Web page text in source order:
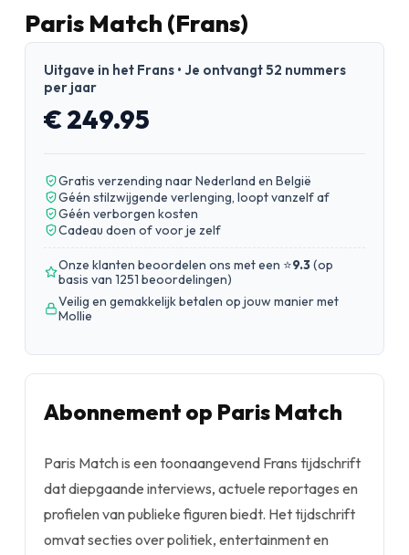
Paris Match (Frans)
Uitgave in het Frans • Je ontvangt 52 nummers
per jaar
€ 249.95
Gratis verzending naar Nederland en België
Géén stilzwijgende verlenging, loopt vanzelf af
Géén verborgen kosten
Cadeau doen of voor je zelf
Onze klanten beoordelen ons met een ⭐9.3(op
basis van 1251 beoordelingen)
Veilig en gemakkelijk betalen op jouw manier met
Mollie
Abonnement op Paris Match
Paris Match is een toonaangevend Frans tijdschrift
dat diepgaande interviews, actuele reportages en
profielen van publieke figuren biedt. Het tijdschrift
omvat secties over politiek, entertainment en